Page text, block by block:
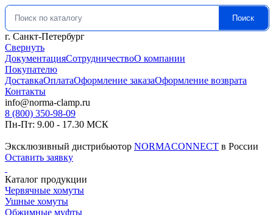
Искать: Поиск
г. Санкт-Петербург
Свернуть
ДокументацияСотрудничествоО компании
Покупателю
ДоставкаОплатаОформление заказаОформление возврата
Контакты
info@norma-clamp.ru
8 (800) 350-98-09
Пн-Пт: 9.00 - 17.30 МСК
Эксклюзивный дистрибьютор NORMACONNECT в России
Оставить заявку
Каталог продукции
Червячные хомуты
Ушные хомуты
Обжимные муфты